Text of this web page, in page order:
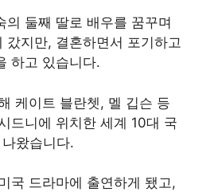
의 둘째 딸로 배우를 꿈꾸며
갔지만, 결혼하면서 포기하고
하고 있습니다.
케이트 블란쳇, 멜 깁슨 등
드니에 위치한 세계 10대 국
왔습니다.
국 드라마에 출연하게 됐고,